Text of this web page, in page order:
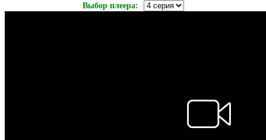
Выбор плеера: